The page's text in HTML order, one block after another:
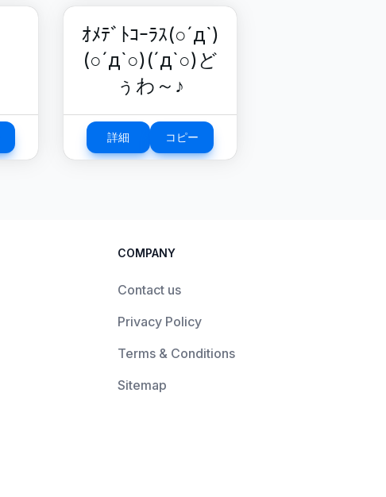
ｵﾒﾃﾞﾄｺｰﾗｽ(○´д`)
(○´д`○)(´д`○)ど
ぅわ～♪
詳細 コピー
COMPANY
Contact us
Privacy Policy
Terms & Conditions
Sitemap